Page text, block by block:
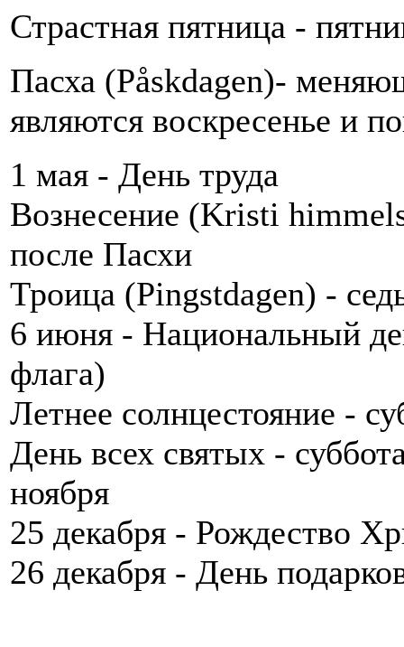
Страстная пятница -
Пасха (Påskdagen)-
являются воскресенье и
1 мая - День труда
Вознесение (Kristi
после Пасхи
Троица (Pingstdagen) -
6 июня - Национальный
флага)
Летнее солнцестояние -
День всех святых -
ноября
25 декабря - Рождество
26 декабря - День